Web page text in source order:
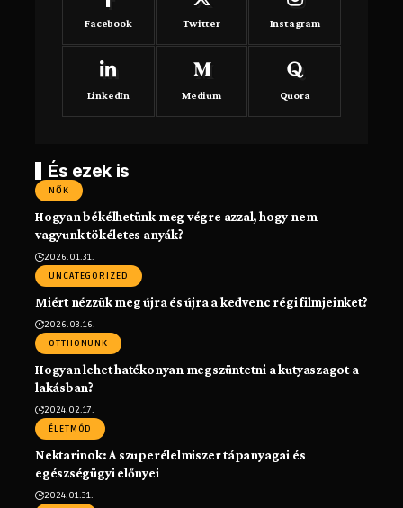
Facebook Twitter Instagram
LinkedIn Medium Quora
És ezek is
NŐK
Hogyan békélhetünk meg végre azzal, hogy nem
vagyunk tökéletes anyák?
2026.01.31.
UNCATEGORIZED
Miért nézzük meg újra és újra a kedvenc régi filmjeinket?
2026.03.16.
OTTHONUNK
Hogyan lehet hatékonyan megszüntetni a kutyaszagot a
lakásban?
2024.02.17.
ÉLETMÓD
Nektarinok: A szuperélelmiszer tápanyagai és
egészségügyi előnyei
2024.01.31.